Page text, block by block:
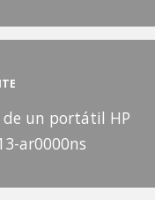
un portátil HP
ar0000ns